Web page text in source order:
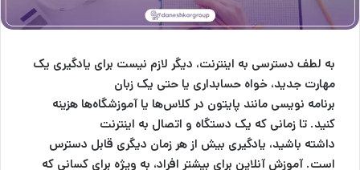
به لطف دسترسی به اینترنت، دیگر لازم نیست برای یادگیری یک
مهارت جدید، خواه حسابداری یا حتی یک زبان
برنامه نویسی مانند پایتون در کلاس‌ها یا آموزشگاه‌ها هزینه
کنید. تا زمانی که یک دستگاه و اتصال به اینترنت
داشته باشید، یادگیری بیش از هر زمان دیگری قابل دسترس
است. آموزش آنلاین برای بیشتر افراد، به ویژه برای کسانی که